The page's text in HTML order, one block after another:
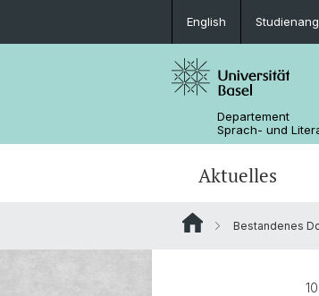
English
Departement
Sprach- und
Aktuelles
MSG
Bestandenes